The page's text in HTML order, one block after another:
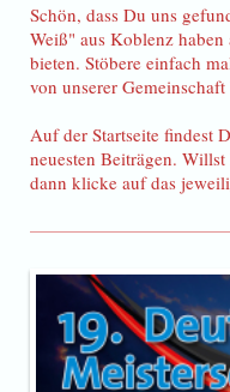
Schön, dass Du uns
Weiß" aus Koblenz
bieten. Stöbere einfach
von unserer Gemeinschaft
Auf der Startseite findest
neuesten Beiträgen.
dann klicke auf das